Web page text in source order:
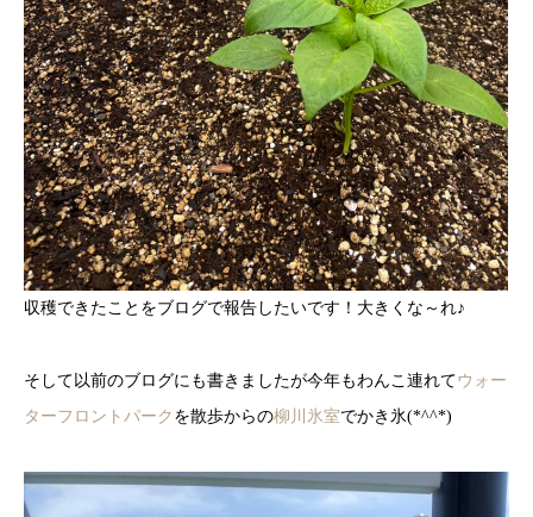
収穫できたことをブログで報告したいです！大きくな～れ♪
そして以前のブログにも書きましたが今年もわんこ連れてウォー
ターフロントパーク を散歩からの柳川氷室でかき氷(*^^*)